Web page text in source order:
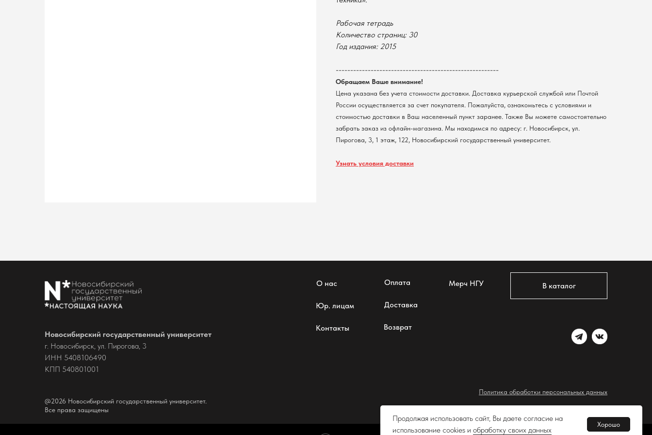
Рабочая тетрадь
Количество страниц: 30
Год издания: 2015
--------------------------------------------------------
Обращаем Ваше внимание!
Цена указана без учета стоимости доставки. Доставка курьерской службой или Почтой
России осуществляется за счет покупателя. Пожалуйста, ознакомьтесь с условиями и
стоимостью доставки в Ваш населенный пункт заранее. Также Вы можете самостоятельно
забрать заказ из офлайн-магазина. Мы находимся по адресу: г. Новосибирск, ул.
Пирогова, 3, 1 этаж, 122, Новосибирский государственный университет.
Узнать условия доставки
В каталог
О нас
Юр. лицам
Оплата
Доставка
Возврат
Контакты
Мерч НГУ
@2026 Новосибирский государственный университет.
Все права защищены
Политика обработки персональных данных
Новосибирский государственный университет
г. Новосибирск, ул. Пирогова, 3
ИНН 5408106490
КПП 540801001
Продолжая использовать сайт, Вы даете согласие на
использование cookies и обработку своих данных
Хорошо